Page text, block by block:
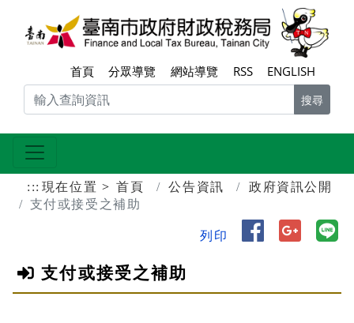
跳到主要內容區塊
首頁 分眾導覽 網站導覽 RSS ENGLISH
搜尋
::: 現在位置 首頁 公告資訊
政府資訊公開
支付或接受之補助
列印
分享到分享到
支付或接受之補助